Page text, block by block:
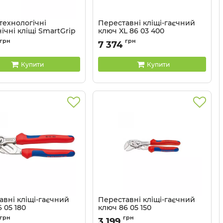
кліщі SmartGrip
(автоматичне
01 250
грн
Купити
Переставні кліщі-гаєчний
ключ XL 86 03 400
Артикул: 86 03 400
7 374 грн
Купити
кліщі-гаєчний
05 180
86 05 180
грн
Переставні кліщі-гаєчний
ключ 86 05 150
Артикул: 86 05 150
грн